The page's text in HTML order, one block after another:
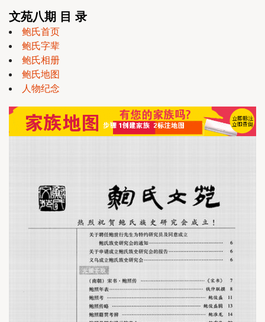
文苑八期 目 录
鲍氏首页
鲍氏字辈
鲍氏相册
鲍氏地图
人物纪念